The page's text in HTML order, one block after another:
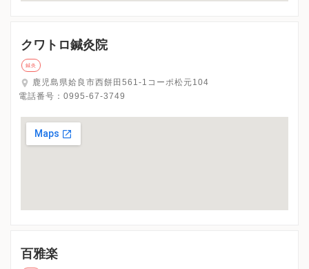
クワトロ鍼灸院
鍼灸
鹿児島県姶良市西餅田561-1コーポ松元104
電話番号： 0995-67-3749
百雅楽